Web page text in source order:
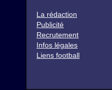
La rédaction
Publicité
Recrutement
Infos légales
Liens football